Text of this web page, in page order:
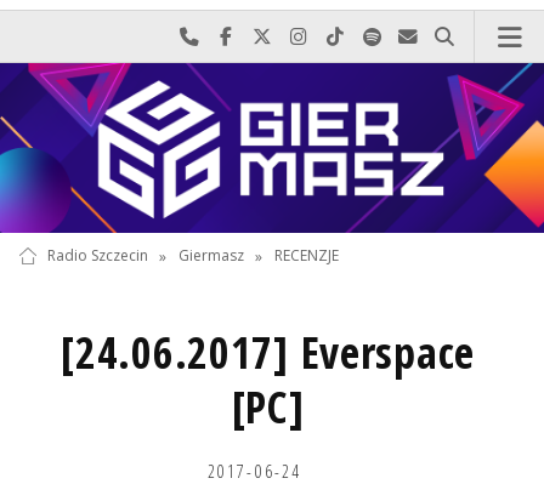
Najlepiej po prostu do nas zadzwoń
Odwiedź nas na Facebook-u
Odwiedź nas na X
Odwiedź nas na Instagram-ie
Odwiedź nas na TikTok-u
Szukaj nas na Spotify
Wyślij do nas
Szukaj
Radio Szczecin » Giermasz » RECENZJE
[24.06.2017] Everspace
[PC]
2017-06-24